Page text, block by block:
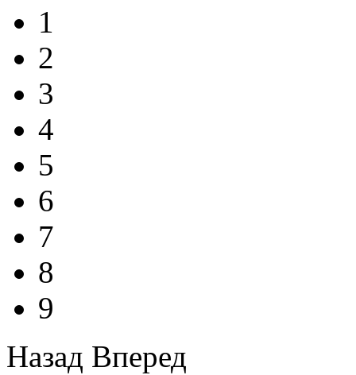
1
2
3
4
5
6
7
8
9
Назад Вперед